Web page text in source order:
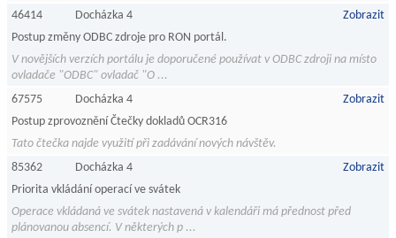
46414
Docházka 4
Zobrazit
Postup změny ODBC zdroje pro RON portál.
V novějších verzích portálu je doporučené používat v ODBC zdroji na místo
ovladače "ODBC" ovladač "O ...
67575
Docházka 4
Zobrazit
Postup zprovoznění Čtečky dokladů OCR316
Tato čtečka najde využití při zadávání nových návštěv.
85362
Docházka 4
Zobrazit
Priorita vkládání operací ve svátek
Operace vkládaná ve svátek nastavená v kalendáři má přednost před
plánovanou absencí. V některých p ...